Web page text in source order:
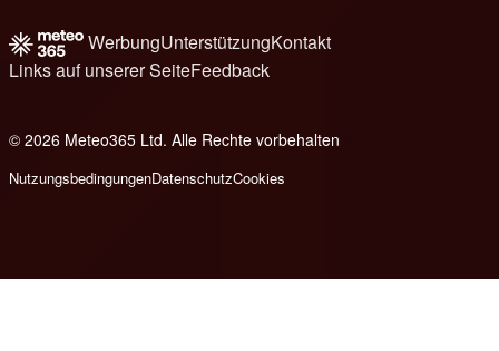
WerbungUnterstützungKontakt
Links auf unserer SeiteFeedback
© 2026 Meteo365 Ltd. Alle Rechte vorbehalten
NutzungsbedingungenDatenschutzCookies